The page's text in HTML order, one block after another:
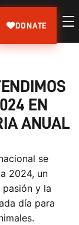
DONATE
EN
ANUAL
se
2024, un
y la
día para